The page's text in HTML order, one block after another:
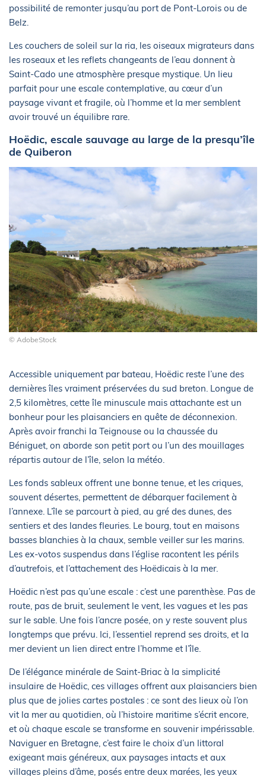
possibilité de remonter jusqu’au port de Pont-Lorois ou de
Belz.
Les couchers de soleil sur la ria, les oiseaux migrateurs dans
les roseaux et les reflets changeants de l’eau donnent à
Saint-Cado une atmosphère presque mystique. Un lieu
parfait pour une escale contemplative, au cœur d’un
paysage vivant et fragile, où l’homme et la mer semblent
avoir trouvé un équilibre rare.
Hoëdic, escale sauvage au large de la presqu’île
de Quiberon
© AdobeStock
Accessible uniquement par bateau, Hoëdic reste l’une des
dernières îles vraiment préservées du sud breton. Longue de
2,5 kilomètres, cette île minuscule mais attachante est un
bonheur pour les plaisanciers en quête de déconnexion.
Après avoir franchi la Teignouse ou la chaussée du
Béniguet, on aborde son petit port ou l’un des mouillages
répartis autour de l’île, selon la météo.
Les fonds sableux offrent une bonne tenue, et les criques,
souvent désertes, permettent de débarquer facilement à
l’annexe. L’île se parcourt à pied, au gré des dunes, des
sentiers et des landes fleuries. Le bourg, tout en maisons
basses blanchies à la chaux, semble veiller sur les marins.
Les ex-votos suspendus dans l’église racontent les périls
d’autrefois, et l’attachement des Hoëdicais à la mer.
Hoëdic n’est pas qu’une escale : c’est une parenthèse. Pas de
route, pas de bruit, seulement le vent, les vagues et les pas
sur le sable. Une fois l’ancre posée, on y reste souvent plus
longtemps que prévu. Ici, l’essentiel reprend ses droits, et la
mer devient un lien direct entre l’homme et l’île.
De l’élégance minérale de Saint-Briac à la simplicité
insulaire de Hoëdic, ces villages offrent aux plaisanciers bien
plus que de jolies cartes postales : ce sont des lieux où l’on
vit la mer au quotidien, où l’histoire maritime s’écrit encore,
et où chaque escale se transforme en souvenir impérissable.
Naviguer en Bretagne, c’est faire le choix d’un littoral
exigeant mais généreux, aux paysages intacts et aux
villages pleins d’âme, posés entre deux marées, les yeux